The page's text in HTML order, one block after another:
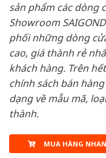
sản phẩm các dòng
Showroom
phối những dòng
cao, giá thành rẻ
khách hàng. Trên
chính sách bán
dạng về mẫu mã,
thành.
MUA HÀNG